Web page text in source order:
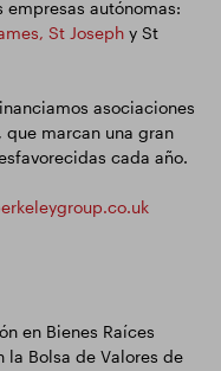
empresas autónomas:
St Joseph y St
asociaciones
marcan una gran
cada año.
en Bienes Raíces
la Bolsa de Valores de